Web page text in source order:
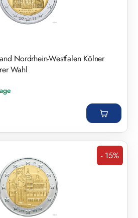
Nordrhein-Westfalen Kölner
Wahl
Rabatt
- 15%